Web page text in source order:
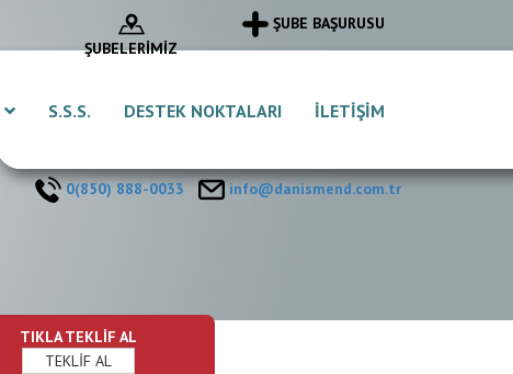
ŞUBELERİMİZ
ŞUBE BAŞURUSU
S.S.S. DESTEK NOKTALARI İLETİŞİM
0(850) 888-0033 info@danismend.com.tr
TIKLA TEKLİF AL
TEKLİF AL